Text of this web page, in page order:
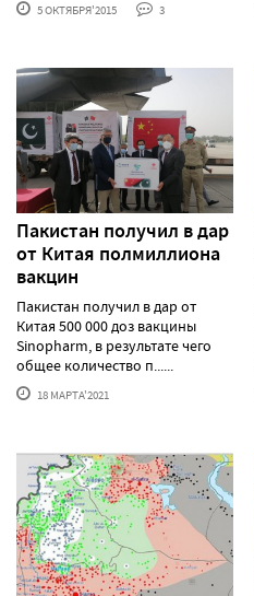
5 ОКТЯБРЯ'2015 3
Пакистан получил в дар
от Китая полмиллиона
вакцин
Пакистан получил в дар от
Китая 500 000 доз вакцины
Sinopharm, в результате чего
общее количество п......
18 МАРТА'2021